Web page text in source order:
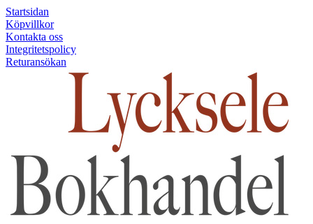
Startsidan
Köpvillkor
Kontakta oss
Integritetspolicy
Returansökan